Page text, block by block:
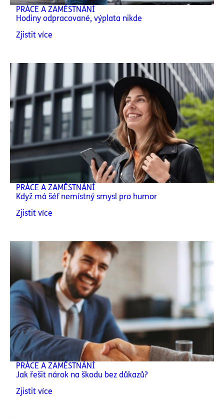
PRÁCE A ZAMĚSTNÁNÍ
Hodiny odpracované, výplata nikde
Zjistit více
PRÁCE A ZAMĚSTNÁNÍ
Když má šéf nemístný smysl pro humor
Zjistit více
PRÁCE A ZAMĚSTNÁNÍ
Jak řešit nárok na škodu bez důkazů?
Zjistit více